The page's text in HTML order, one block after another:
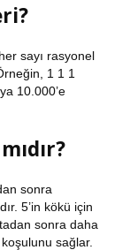
sayı rasyonel
1 1 1
10.000’e
sonra
5’in kökü için
sonra daha
koşulunu sağlar.